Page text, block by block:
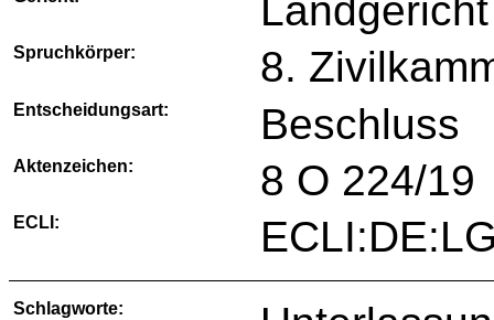
Spruchkörper: 8.
Entscheidungsart: Beschluss
Aktenzeichen: 8 O 224/19
ECLI:
Schlagworte: